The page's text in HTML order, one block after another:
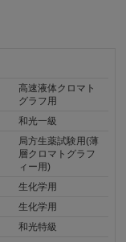
高速液体クロマト
グラフ用
和光一級
局方生薬試験用(薄
層クロマトグラフ
ィー用)
生化学用
生化学用
和光特級